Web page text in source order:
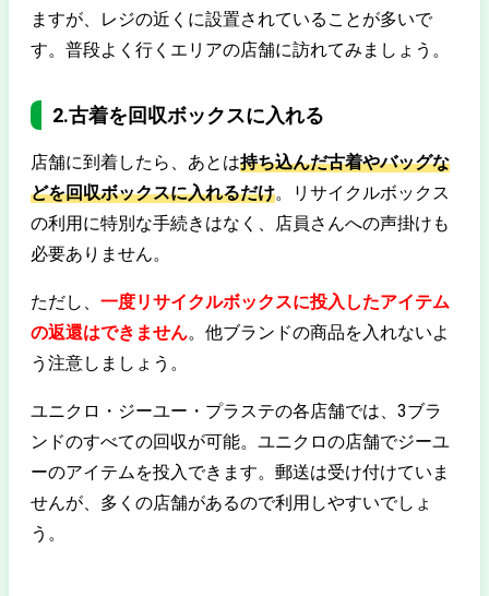
ますが、レジの近くに設置されていることが多いで
す。普段よく行くエリアの店舗に訪れてみましょう。
2.古着を回収ボックスに入れる
店舗に到着したら、あとは持ち込んだ古着やバッグな
どを回収ボックスに入れるだけ。リサイクルボックス
の利用に特別な手続きはなく、店員さんへの声掛けも
必要ありません。
ただし、 一度リサイクルボックスに投入したアイテム
の返還はできません。他ブランドの商品を入れないよ
う注意しましょう。
ユニクロ・ジーユー・プラステの各店舗では、3ブラ
ンドのすべての回収が可能。ユニクロの店舗でジーユ
ーのアイテムを投入できます。郵送は受け付けていま
せんが、多くの店舗があるので利用しやすいでしょ
う。